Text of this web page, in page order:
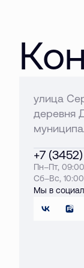
улица
деревня
+7
Пн–Пт,
Сб–Вс,
Мы в